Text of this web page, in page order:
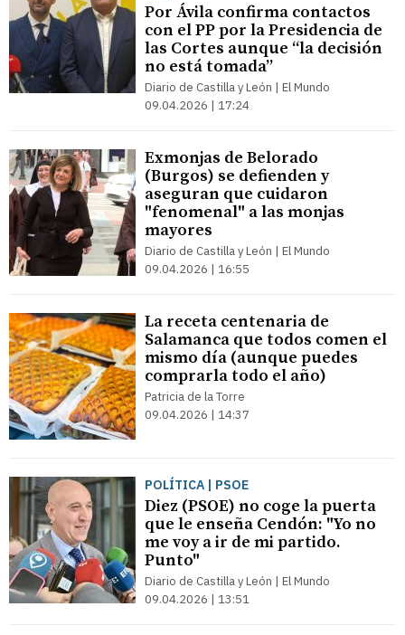
Por Ávila confirma contactos
con el PP por la Presidencia de
las Cortes aunque “la decisión
no está tomada”
Diario de Castilla y León | El Mundo
09.04.2026 | 17:24
Exmonjas de Belorado
(Burgos) se defienden y
aseguran que cuidaron
"fenomenal" a las monjas
mayores
Diario de Castilla y León | El Mundo
09.04.2026 | 16:55
La receta centenaria de
Salamanca que todos comen el
mismo día (aunque puedes
comprarla todo el año)
Patricia de la Torre
09.04.2026 | 14:37
POLÍTICA | PSOE
Diez (PSOE) no coge la puerta
que le enseña Cendón: "Yo no
me voy a ir de mi partido.
Punto"
Diario de Castilla y León | El Mundo
09.04.2026 | 13:51